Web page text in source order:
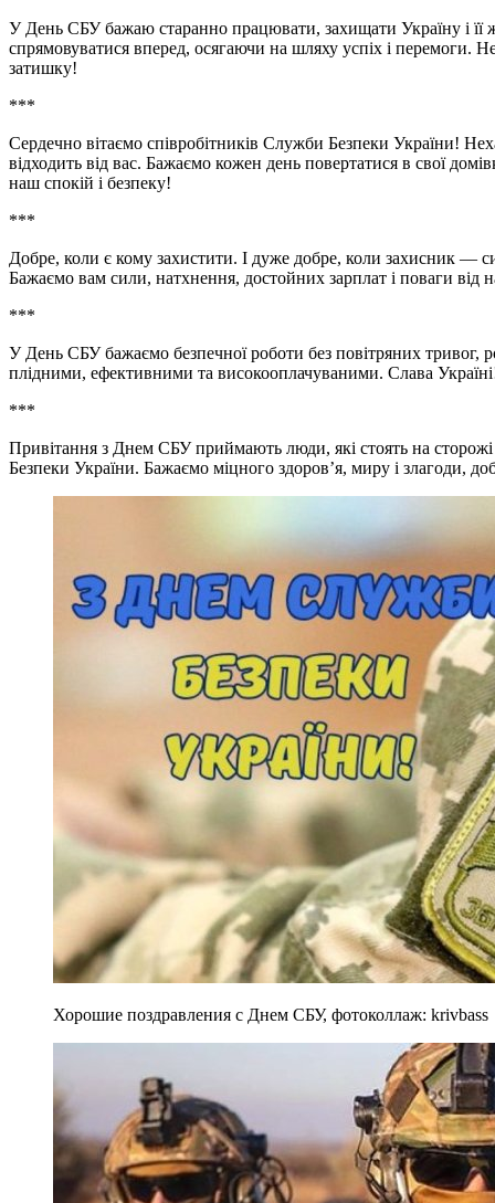
У День СБУ бажаю старанно працювати, захищати Україну і її
спрямовуватися вперед, осягаючи на шляху успіх і перемоги.
затишку!
***
Сердечно вітаємо співробітників Служби Безпеки України!
відходить від вас. Бажаємо кожен день повертатися в свої
наш спокій і безпеку!
***
Добре, коли є кому захистити. І дуже добре, коли захисник
Бажаємо вам сили, натхнення, достойних зарплат і поваги від
***
У День СБУ бажаємо безпечної роботи без повітряних тривог,
плідними, ефективними та високооплачуваними. Слава
***
Привітання з Днем СБУ приймають люди, які стоять на
Безпеки України. Бажаємо міцного здоров’я, миру і злагоди,
Хорошие поздравления с Днем СБУ, фотоколлаж: krivbass